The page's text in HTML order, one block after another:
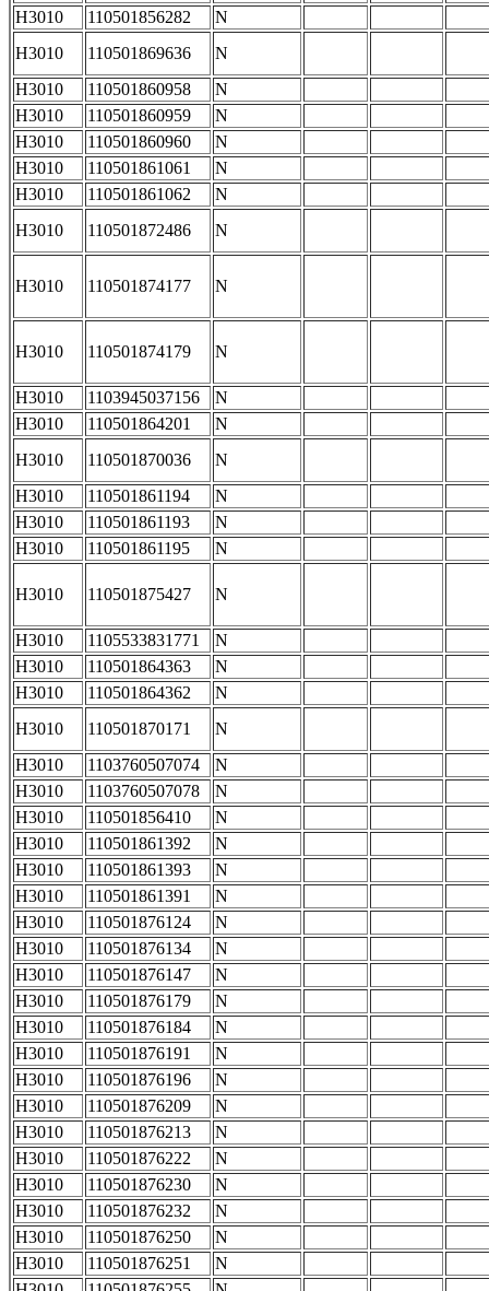
H3010 110501856282
N
H3010
110501869636
N
H3010
110501860958
N
H3010
110501860959
N
H3010
110501860960
N
H3010
110501861061
N
H3010
110501861062
N
H3010
110501872486 N
H3010 110501874177 N
H3010 110501874179 N
H3010 1103945037156
N
H3010
110501864201
N
H3010
110501870036
N
H3010
110501861194
N
H3010
110501861193
N
H3010
110501861195 N
H3010 110501875427 N
H3010 1105533831771
N
H3010
110501864363
N
H3010
110501864362
N
H3010
110501870171
N
H3010
1103760507074
N
H3010
1103760507078
N
H3010
110501856410
N
H3010
110501861392
N
H3010
110501861393
N
H3010
110501861391
N
H3010
110501876124
N
H3010
110501876134
N
H3010
110501876147
N
H3010
110501876179
N
H3010
110501876184
N
H3010
110501876191
N
H3010
110501876196
N
H3010
110501876209
N
H3010
110501876213
N
H3010
110501876222
N
H3010
110501876230
N
H3010
110501876232
N
H3010
110501876250
N
H3010
110501876251
N